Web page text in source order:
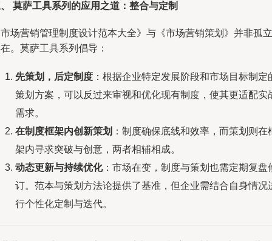
莫萨工具系列的应用之道：整合与定制
场营销管理制度设计范本大全》与《市场营销策划》并非孤立
。莫萨工具系列倡导：
先策划，后定制度 ：根据企业特定发展阶段和市场目标制定
策划方案，可以反过来审视和优化现有制度，使其更适配实
需求。
在制度框架内创新策划 ：制度确保底线和效率，而策划则在
架内寻求突破与创意，两者相辅相成。
动态更新与持续优化：市场在变，制度与策划也需定期复盘
订。范本与策划方法论提供了基准，但企业需结合自身情况
行个性化定制与迭代。